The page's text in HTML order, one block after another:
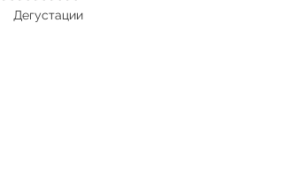
Дегустации